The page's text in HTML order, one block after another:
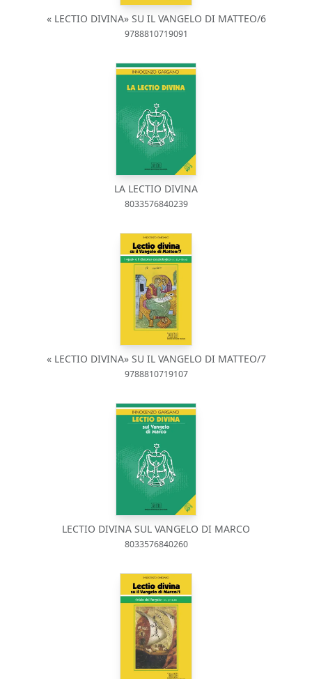
« LECTIO DIVINA» SU IL VANGELO DI MATTEO/6
9788810719091
LA LECTIO DIVINA
8033576840239
« LECTIO DIVINA» SU IL VANGELO DI MATTEO/7
9788810719107
LECTIO DIVINA SUL VANGELO DI MARCO
8033576840260